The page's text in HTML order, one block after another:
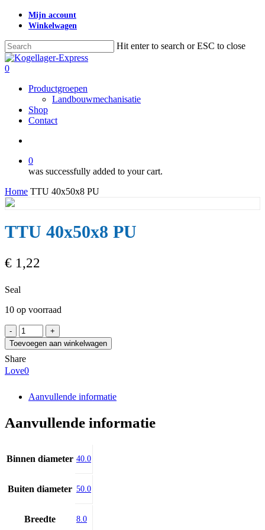
Skip
content
Mijn account
Winkelwagen
Hit enter to search or ESC to close
Close
Search
search
0
Productgroepen
Landbouwmechanisatie
Shop
Contact
0
was successfully added to your cart.
Home TTU 40x50x8 PU
TTU 40x50x8 PU
€ 1,22
Seal
10 op voorraad
TTU
40x50x8
PU
aantal
Toevoegen aan winkelwagen
Share
Love0
Aanvullende informatie
Aanvullende informatie
Binnen diameter 40.0
Buiten diameter 50.0
Breedte 8.0